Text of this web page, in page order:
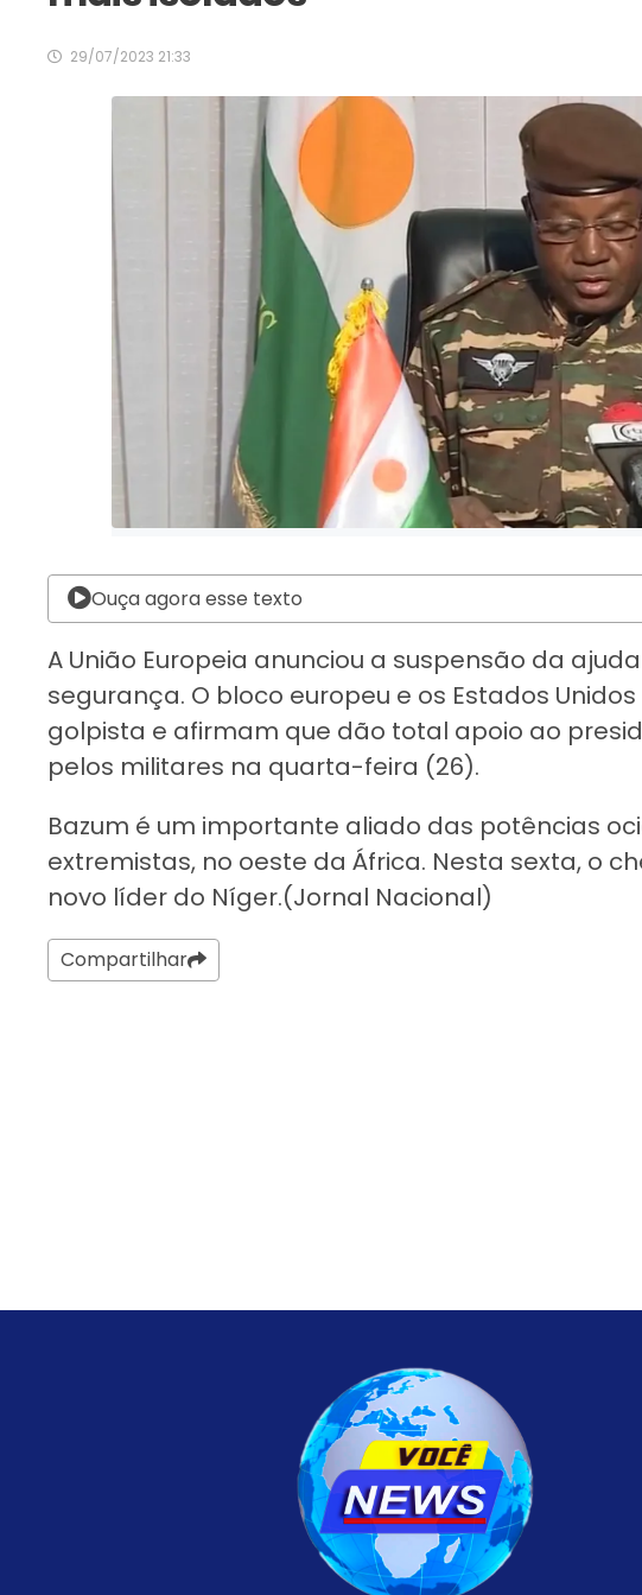
29/07/2023 21:33
Ouça agora esse texto
A União Europeia anunciou a suspensão da
segurança. O bloco europeu e os Estados
golpista e afirmam que dão total apoio ao
pelos militares na quarta-feira (26).
Bazum é um importante aliado das potências
extremistas, no oeste da África. Nesta sexta, o
novo líder do Níger.(Jornal Nacional)
Compartilhar